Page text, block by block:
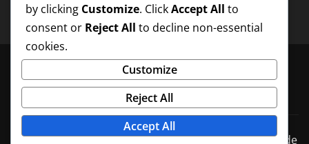
Copyright © 2025 | UNION PLAYA SUR|Irvine News de
by clicking Customize. ClickAccept All to
consent or Reject All to decline non-essential
cookies.
Customize
Reject All
Accept All